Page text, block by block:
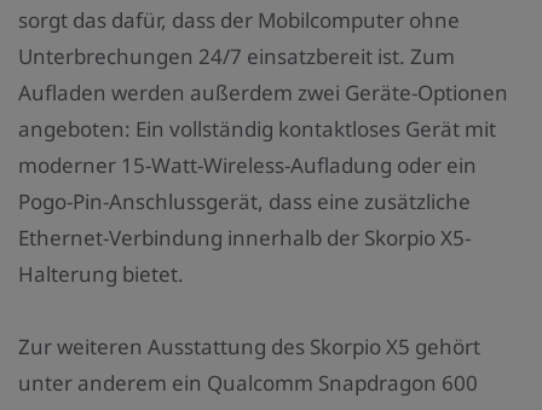
sorgt das dafür, dass der Mobilcomputer ohne
Unterbrechungen 24/7 einsatzbereit ist. Zum
Aufladen werden außerdem zwei Geräte-Optionen
angeboten: Ein vollständig kontaktloses Gerät mit
moderner 15-Watt-Wireless-Aufladung oder ein
Pogo-Pin-Anschlussgerät, dass eine zusätzliche
Ethernet-Verbindung innerhalb der Skorpio X5-
Halterung bietet.
Zur weiteren Ausstattung des Skorpio X5 gehört
unter anderem ein Qualcomm Snapdragon 600